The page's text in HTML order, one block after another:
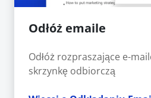
Odłóż emaile
Odłóż rozpraszające e-
skrzynkę odbiorczą